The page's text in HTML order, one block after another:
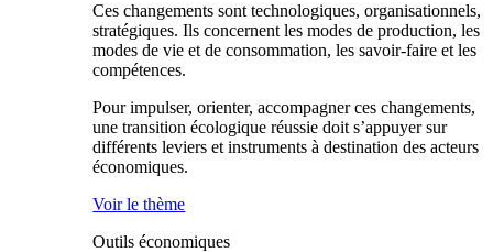
Ces changements sont technologiques, organisationnels,
stratégiques. Ils concernent les modes de production, les
modes de vie et de consommation, les savoir-faire et les
compétences.
Pour impulser, orienter, accompagner ces changements,
une transition écologique réussie doit s’appuyer sur
différents leviers et instruments à destination des acteurs
économiques.
Voir le thème
Outils économiques